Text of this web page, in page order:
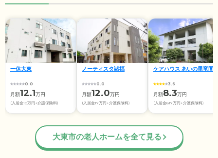
一休大東
0.0
月額12.1万円
(入居金10万円+介護保険料)
ノーティスタ諸福
0.0
月額12.0万円
(入居金17万円+介護保険料)
ケアハウス あいの里竜間
3.6
月額8.3万円
(入居金617万円+介護保険料)
大東市の老人ホームを全て見る